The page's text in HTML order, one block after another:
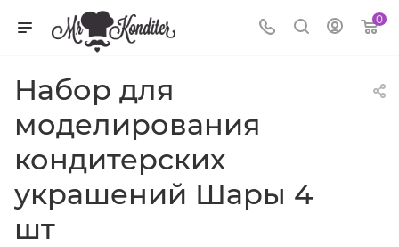
0
Набор для
моделирования
кондитерских
украшений Шары 4
шт